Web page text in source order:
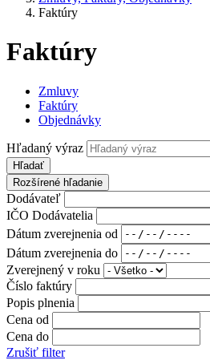
Faktúry
Faktúry
Zmluvy
Faktúry
Objednávky
Hľadaný výraz
Hľadať
Rozšírené hľadanie
Dodávateľ
IČO Dodávatelia
Dátum zverejnenia od
Dátum zverejnenia do
Zverejnený v roku
Číslo faktúry
Popis plnenia
Cena od
Cena do
Zrušiť filter